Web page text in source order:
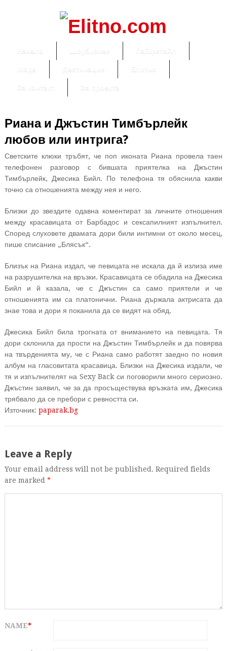
Начало Шоубизнес Лайфстайл
Мода Дестинация Елитно
За контакт За проекта
Риана и Джъстин Тимбърлейк
любов или интрига?
Светските клюки тръбят, че поп иконата Риана провела таен
телефонен разговор с бившата приятелка на Джъстин
Тимбърлейк, Джесика Бийл. По телефона тя обяснила какви
точно са отношенията между нея и него.
Близки до звездите одавна коментират за личните отношения
между красавицата от Барбадос и сексапилният изпълнител.
Според слуховете двамата дори били интимни от около месец,
пише списание „Блясък“.
Близък на Риана издал, че певицата не искала да й излиза име
на разрушителка на връзки. Красавицата се обадила на Джесика
Бийл и й казала, че с Джъстин са само приятели и че
отношенията им са платонични. Риана държала актрисата да
знае това и дори я поканила да се видят на обяд.
Джесика Бийл била трогната от вниманието на певицата. Тя
дори склонила да прости на Джъстин Тимбърлейк и да повярва
на твърденията му, че с Риана само работят заедно по новия
албум на гласовитата красавица. Близки на Джесика издали, че
тя и изпълнителят на Sexy Back си поговорили много сериозно.
Джъстин заявил, че за да просъществува връзката им, Джесика
трябвало да се пребори с ревността си.
Източник: paparak.bg
Leave a Reply
Your email address will not be published. Required fields
are marked *
NAME*